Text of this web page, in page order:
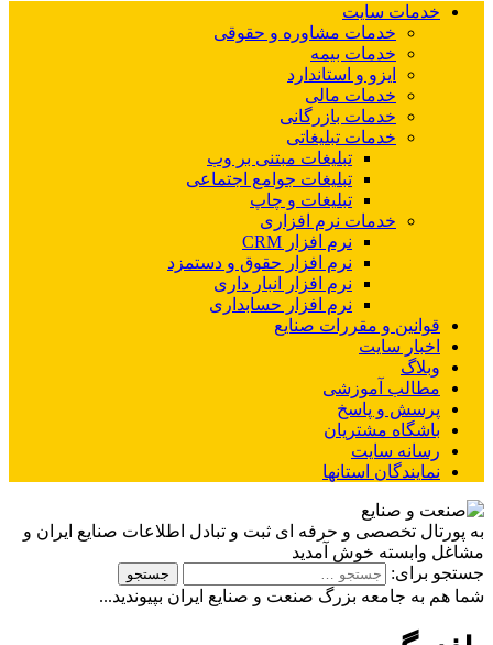
خدمات سایت
خدمات مشاوره و حقوقی
خدمات بیمه
ایزو و استاندارد
خدمات مالی
خدمات بازرگانی
خدمات تبلیغاتی
تبلیغات مبتنی بر وب
تبلیغات جوامع اجتماعی
تبلیغات و چاپ
خدمات نرم افزاری
نرم افزار CRM
نرم افزار حقوق و دستمزد
نرم افزار انبار داری
نرم افزار حسابداری
قوانین و مقررات صنایع
اخبار سایت
وبلاگ
مطالب آموزشی
پرسش و پاسخ
باشگاه مشتریان
رسانه سایت
نمایندگان استانها
به پورتال تخصصی و حرفه ای ثبت و تبادل اطلاعات صنایع ایران و
مشاغل وابسته خوش آمدید
جستجو برای:
شما هم به جامعه بزرگ صنعت و صنایع ایران بپیوندید...